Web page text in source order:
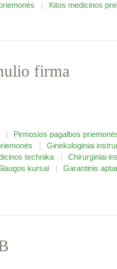
Kitos medicinos
firma
Pirmosios pagalbos
Ginekologiniai
technika
Chirurginiai
kursai
Garantinis